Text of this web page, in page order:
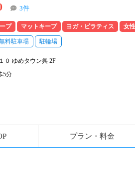
3件
プ マットキープ ヨガ・ピラティス 女
料駐車場 駐輪場
０ ゆめタウン呉 2F
5分
プラン・料金